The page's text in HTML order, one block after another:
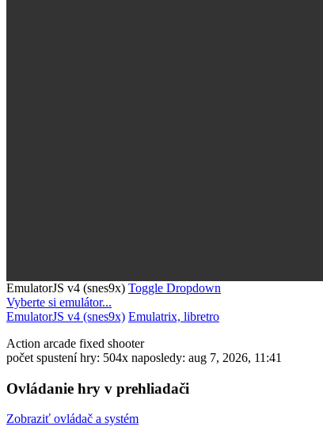
EmulatorJS v4 (snes9x) Toggle Dropdown
Vyberte si emulátor...
EmulatorJS v4 (snes9x) Emulatrix, libretro
Action arcade fixed shooter
počet spustení hry: 504x naposledy: aug 7, 2026, 11:41
Ovládanie hry v prehliadači
Zobraziť ovládač a systém